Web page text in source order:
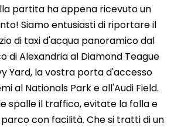
partita ha appena ricevuto un
Siamo entusiasti di riportare il
di taxi d'acqua panoramico dal
di Alexandria al Diamond Teague
Yard, la vostra porta d'accesso
al Nationals Park e all'Audi Field.
spalle il traffico, evitate la folla e
con facilità. Che si tratti di un